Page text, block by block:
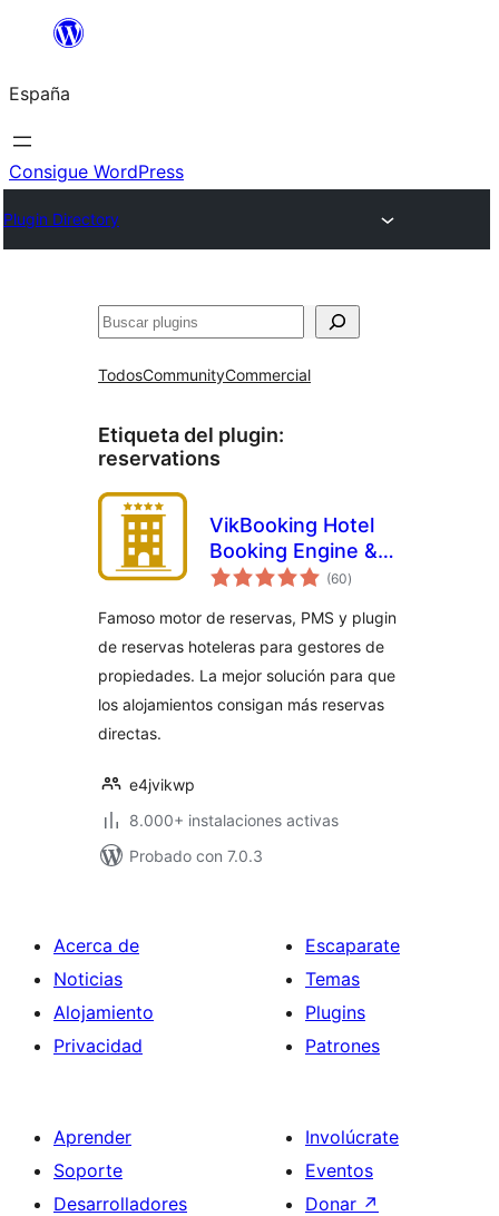
Saltar
contenido
España
Consigue WordPress
Plugin Directory
Buscar
TodosCommunityCommercial
Etiqueta del plugin:
reservations
VikBooking Hotel
Booking Engine &
PMS
(60valoraciones
en
)
Famoso motor de reservas, PMS y plugin
de reservas hoteleras para gestores de
propiedades. La mejor solución para que
los alojamientos consigan más reservas
directas.
e4jvikwp
8.000+ instalaciones activas
Probado con 7.0.3
Acerca de
Noticias
Alojamiento
Privacidad
Escaparate
Temas
Plugins
Patrones
Aprender
Soporte
Desarrolladores
Involúcrate
Eventos
Donar ↗